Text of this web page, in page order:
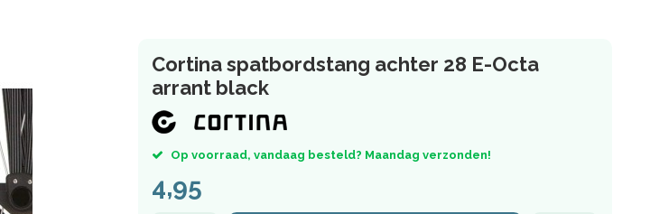
Cortina spatbordstang achter 28 E-Octa
arrant black
Op voorraad, vandaag besteld? Maandag verzonden!
4,95